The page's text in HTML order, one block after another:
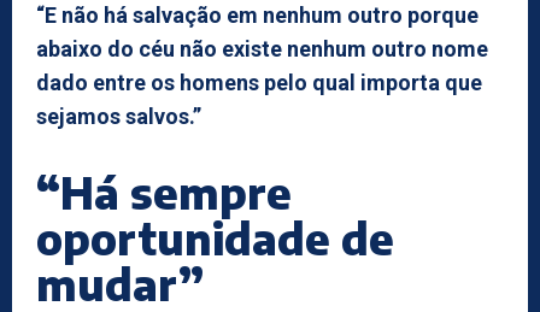
“E não há salvação em nenhum outro porque
abaixo do céu não existe nenhum outro nome
dado entre os homens pelo qual importa que
sejamos salvos.”
“Há sempre
oportunidade de
mudar”